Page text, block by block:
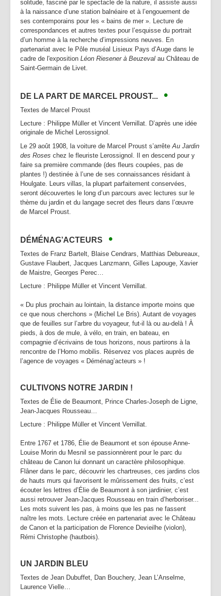
solitude, fasciné par le spectacle de la nature, il assiste aussi
à la naissance d’une station balnéaire et à l’engouement de
ses contemporains pour les « bains de mer ». Lecture de
correspondances et autres textes pour l’esquisse du portrait
d’un homme à la recherche d’impressions neuves. En
partenariat avec le Pôle muséal Lisieux Pays d’Auge dans le
cadre de l'exposition Léon Riesener à Beuzeval au Château de
Saint-Germain de Livet.
DE LA PART DE MARCEL PROUST... •
Textes de Marcel Proust
Lecture : Philippe Müller et Vincent Vernillat. D’après une idée
originale de Michel Lerossignol.
Le 29 août 1908, la voiture de Marcel Proust s’arrêteAu Jardin
des Roses chez le fleuriste Lerossignol. Il en descend pour y
faire sa première commande (des fleurs coupées, pas de
plantes !) destinée à l’une de ses connaissances résidant à
Houlgate. Leurs villas, la plupart parfaitement conservées,
seront découvertes le long d’un parcours avec lectures sur le
thème du jardin et du langage secret des fleurs dans l’œuvre
de Marcel Proust.
D ÉMÉNAG’ACTEURS •
Textes de Franz Bartelt, Blaise Cendrars, Matthias Debureaux,
Gustave Flaubert, Jacques Lanzmann, Gilles Lapouge, Xavier
de Maistre, Georges Perec…
Lecture : Philippe Müller et Vincent Vernillat.
« Du plus prochain au lointain, la distance importe moins que
ce que nous cherchons » (Michel Le Bris). Autant de voyages
que de feuilles sur l’arbre du voyageur, fut-il là ou au-delà ! À
pieds, à dos de mule, à vélo, en train, en bateau, en
compagnie d’écrivains de tous horizons, nous partirons à la
rencontre de l’Homo mobilis. Réservez vos places auprès de
l’agence de voyages « Déménag’acteurs » !
CULTIVONS NOTRE JARDIN !
Textes de Élie de Beaumont, Prince Charles-Joseph de Ligne,
Jean-Jacques Rousseau…
Lecture : Philippe Müller et Vincent Vernillat.
Entre 1767 et 1786, Élie de Beaumont et son épouse Anne-
Louise Morin du Mesnil se passionnèrent pour le parc du
château de Canon lui donnant un caractère philosophique.
Flâner dans le parc, découvrir les chartreuses, ces jardins clos
de hauts murs qui favorisent le mûrissement des fruits, c’est
écouter les lettres d’Élie de Beaumont à son jardinier, c’est
aussi retrouver Jean-Jacques Rousseau en train d’herboriser...
Les mots suivent les pas, à moins que les pas ne fassent
naître les mots. Lecture créée en partenariat avec le Château
de Canon et la participation de Florence Devieilhe (violon),
Rémi Christophe (hautbois).
UN JARDIN BLEU
Textes de Jean Dubuffet, Dan Bouchery, Jean L’Anselme,
Laurence Vielle…